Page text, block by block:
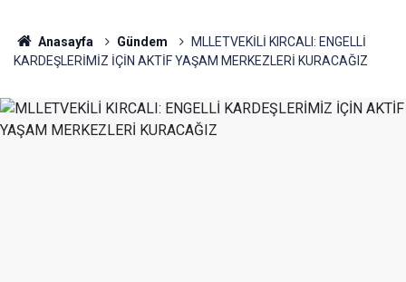
Anasayfa Gündem
MLLETVEKİLİ KIRCALI: ENGELLİ
KARDEŞLERİMİZ İÇİN AKTİF YAŞAM MERKEZLERİ KURACAĞIZ